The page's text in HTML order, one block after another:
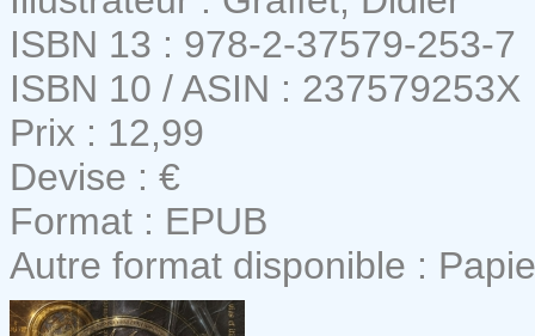
ISBN 13 : 978-2-37579-253-7
ISBN 10 / ASIN : 237579253X
Prix : 12,99
Devise : €
Format : EPUB
Autre format disponible :